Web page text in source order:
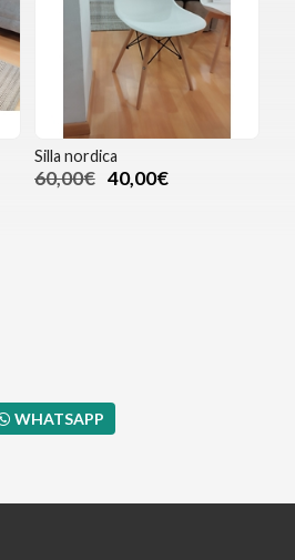
Silla nordica
60,00€ 40,00€
WHATSAPP